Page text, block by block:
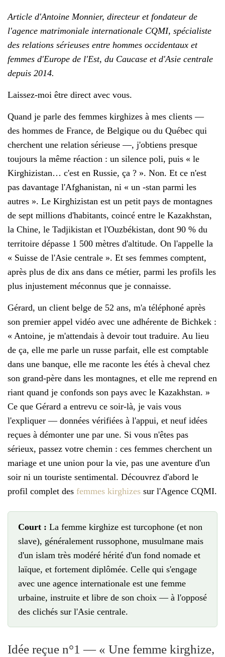
Article d'Antoine Monnier, directeur et fondateur de
l'agence matrimoniale internationale CQMI, spécialiste
des relations sérieuses entre hommes occidentaux et
femmes d'Europe de l'Est, du Caucase et d'Asie centrale
depuis 2014.
Laissez-moi être direct avec vous.
Quand je parle des femmes kirghizes à mes clients —
des hommes de France, de Belgique ou du Québec qui
cherchent une relation sérieuse —, j'obtiens presque
toujours la même réaction : un silence poli, puis « le
Kirghizistan… c'est en Russie, ça ? ». Non. Et ce n'est
pas davantage l'Afghanistan, ni « un -stan parmi les
autres ». Le Kirghizistan est un petit pays de montagnes
de sept millions d'habitants, coincé entre le Kazakhstan,
la Chine, le Tadjikistan et l'Ouzbékistan, dont 90 % du
territoire dépasse 1 500 mètres d'altitude. On l'appelle la
« Suisse de l'Asie centrale ». Et ses femmes comptent,
après plus de dix ans dans ce métier, parmi les profils les
plus injustement méconnus que je connaisse.
Gérard, un client belge de 52 ans, m'a téléphoné après
son premier appel vidéo avec une adhérente de Bichkek :
« Antoine, je m'attendais à devoir tout traduire. Au lieu
de ça, elle me parle un russe parfait, elle est comptable
dans une banque, elle me raconte les étés à cheval chez
son grand-père dans les montagnes, et elle me reprend en
riant quand je confonds son pays avec le Kazakhstan. »
Ce que Gérard a entrevu ce soir-là, je vais vous
l'expliquer — données vérifiées à l'appui, et neuf idées
reçues à démonter une par une. Si vous n'êtes pas
sérieux, passez votre chemin : ces femmes cherchent un
mariage et une union pour la vie, pas une aventure d'un
soir ni un touriste sentimental. Découvrez d'abord le
profil complet des femmes kirghizes sur l'Agence CQMI.
Court : La femme kirghize est turcophone (et non
slave), généralement russophone, musulmane mais
d'un islam très modéré hérité d'un fond nomade et
laïque, et fortement diplômée. Celle qui s'engage
avec une agence internationale est une femme
urbaine, instruite et libre de son choix — à l'opposé
des clichés sur l'Asie centrale.
Idée reçue n°1 — « Une femme kirghize,